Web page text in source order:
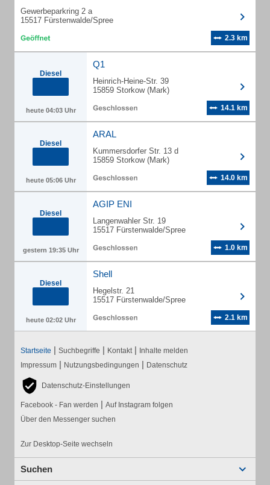
Gewerbeparkring 2 a
15517 Fürstenwalde/Spree
2.3 km
Diesel
heute 04:03 Uhr
Q1
Heinrich-Heine-Str. 39
15859 Storkow (Mark)
14.1 km
Diesel
heute 05:06 Uhr
ARAL
Kummersdorfer Str. 13 d
15859 Storkow (Mark)
14.0 km
Diesel
gestern 19:35 Uhr
AGIP ENI
Langenwahler Str. 19
15517 Fürstenwalde/Spree
1.0 km
Diesel
heute 02:02 Uhr
Shell
Hegelstr. 21
15517 Fürstenwalde/Spree
2.1 km
Startseite | Suchbegriffe | Kontakt | Inhalte melden
Impressum | Nutzungsbedingungen | Datenschutz
Datenschutz-Einstellungen
Facebook - Fan werden | Auf Instagram folgen
Über den Messenger suchen
Zur Desktop-Seite wechseln
Suchen